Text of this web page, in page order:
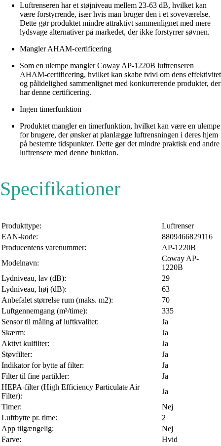
Luftrenseren har et støjniveau mellem 23-63 dB, hvilket kan
være forstyrrende, især hvis man bruger den i et soveværelse.
Dette gør produktet mindre attraktivt sammenlignet med mere
lydsvage alternativer på markedet, der ikke forstyrrer søvnen.
Mangler AHAM-certificering
Som en ulempe mangler Coway AP-1220B luftrenseren
AHAM-certificering, hvilket kan skabe tvivl om dens effektivitet
og pålidelighed sammenlignet med konkurrerende produkter, der
har denne certificering.
Ingen timerfunktion
Produktet mangler en timerfunktion, hvilket kan være en ulempe
for brugere, der ønsker at planlægge luftrensningen i deres hjem
på bestemte tidspunkter. Dette gør det mindre praktisk end andre
luftrensere med denne funktion.
Specifikationer
Produkttype:
Luftrenser
EAN-kode:
8809466829116
Producentens varenummer:
AP-1220B
Modelnavn:
Coway AP-
1220B
Lydniveau, lav (dB):
29
Lydniveau, høj (dB):
63
Anbefalet størrelse rum (maks. m2):
70
Luftgennemgang (m³/time):
335
Sensor til måling af luftkvalitet:
Ja
Skærm:
Ja
Aktivt kulfilter:
Ja
Støvfilter:
Ja
Indikator for bytte af filter:
Ja
Filter til fine partikler:
Ja
HEPA-filter (High Efficiency Particulate Air
Filter):
Ja
Timer:
Nej
Luftbytte pr. time:
2
App tilgængelig:
Nej
Farve:
Hvid